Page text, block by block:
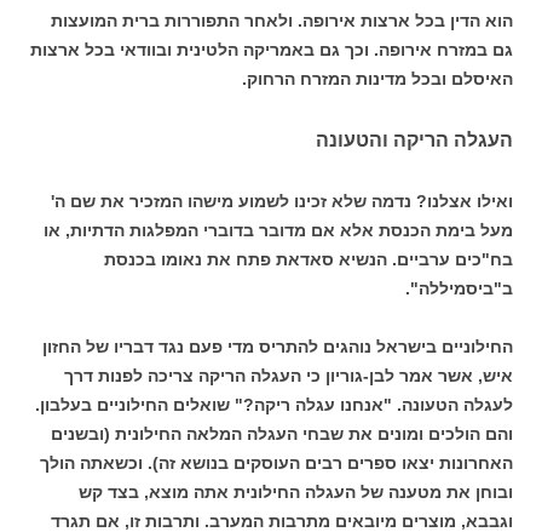
הוא הדין בכל ארצות אירופה. ולאחר התפוררות ברית המועצות
גם במזרח אירופה. וכך גם באמריקה הלטינית ובוודאי בכל ארצות
האיסלם ובכל מדינות המזרח הרחוק.
העגלה הריקה והטעונה
ואילו אצלנו? נדמה שלא זכינו לשמוע מישהו המזכיר את שם ה'
מעל בימת הכנסת אלא אם מדובר בדוברי המפלגות הדתיות, או
בח"כים ערביים. הנשיא סאדאת פתח את נאומו בכנסת
ב"ביסמיללה".
החילוניים בישראל נוהגים להתריס מדי פעם נגד דבריו של החזון
איש, אשר אמר לבן-גוריון כי העגלה הריקה צריכה לפנות דרך
לעגלה הטעונה. "אנחנו עגלה ריקה?" שואלים החילוניים בעלבון.
והם הולכים ומונים את שבחי העגלה המלאה החילונית (ובשנים
האחרונות יצאו ספרים רבים העוסקים בנושא זה). וכשאתה הולך
ובוחן את מטענה של העגלה החילונית אתה מוצא, בצד קש
וגבבא, מוצרים מיובאים מתרבות המערב. ותרבות זו, אם תגרד